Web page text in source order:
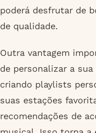
poderá desfrutar de
de qualidade.
Outra vantagem
de personalizar a
criando playlists
suas estações
recomendações de